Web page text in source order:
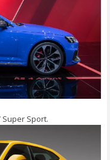
Super Sport.